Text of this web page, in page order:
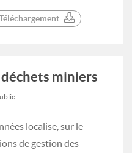
miniers
localise, sur le
de gestion des